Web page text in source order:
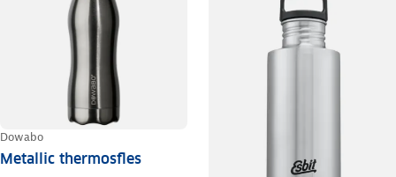
Dowabo
Metallic thermosfles